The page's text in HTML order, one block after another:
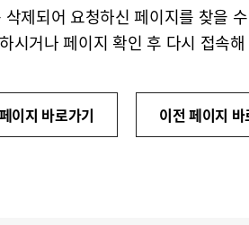
삭제되어 요청하신 페이지를 찾을
시거나 페이지 확인 후 다시 접속
이지 바로가기 이전 페이지 바